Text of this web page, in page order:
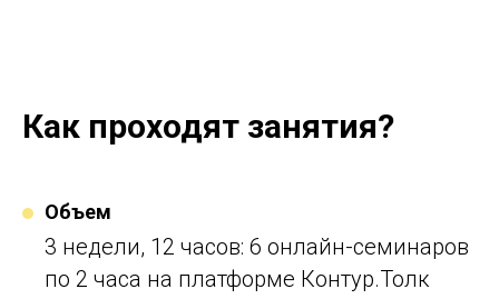
Как проходят занятия?
Объем
3 недели, 12 часов: 6 онлайн-семинаров
по 2 часа на платформе Контур.Толк